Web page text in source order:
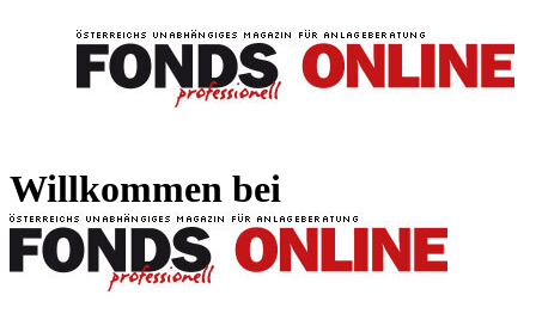
Willkommen bei